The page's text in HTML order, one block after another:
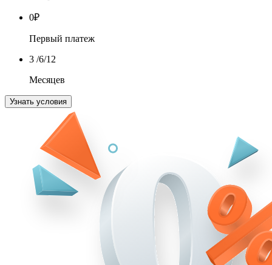
0₽
Первый платеж
3 /6/12
Месяцев
Узнать условия